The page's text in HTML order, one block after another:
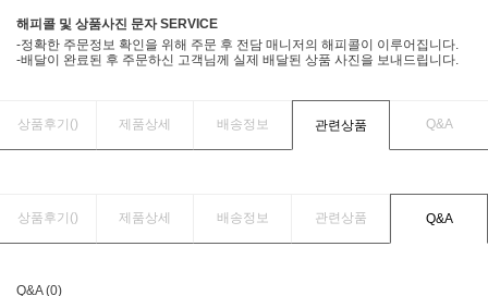
해피콜 및 상품사진 문자 SERVICE
-정확한 주문정보 확인을 위해 주문 후 전담 매니저의 해피콜이 이루어집니다.
-배달이 완료된 후 주문하신 고객님께 실제 배달된 상품 사진을 보내드립니다.
상품후기() 제품상세 배송정보 관련상품 Q&A
상품후기() 제품상세 배송정보 관련상품 Q&A
Q&A (0)